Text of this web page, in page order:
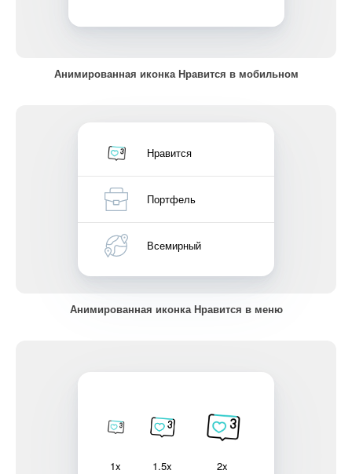
Анимированная иконка Нравится в мобильном
Нравится
Портфель
Всемирный
Анимированная иконка Нравится в меню
1x 1.5x 2x